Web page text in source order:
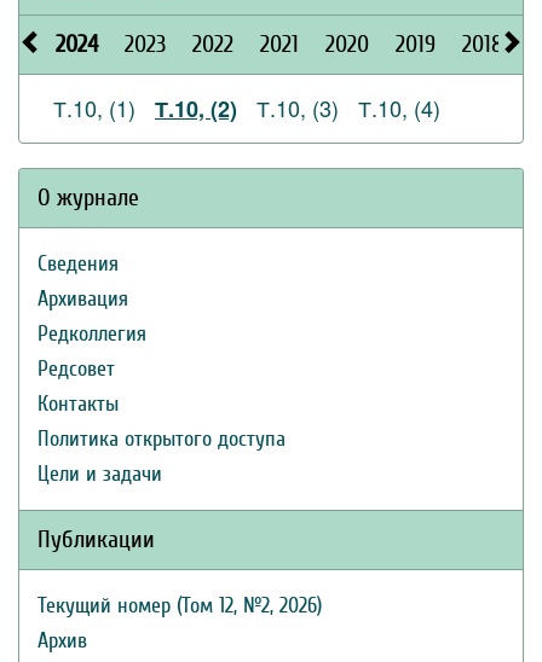
2024 2023 2022 2021 2020 2019 2018
Т.10, (1) Т.10, (2) Т.10, (3) Т.10, (4)
О журнале
Сведения
Архивация
Редколлегия
Редсовет
Контакты
Политика открытого доступа
Цели и задачи
Публикации
Текущий номер (Том 12, №2, 2026)
Архив